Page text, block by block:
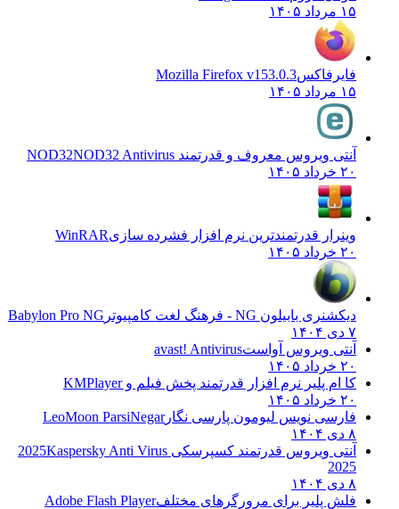
فایرفاکس Mozilla Firefox v153.0.3
آنتی ویروس معروف و قدرتمند NOD32NOD32 Antivirus
وینرار قدرتمندترین نرم افزار فشرده سازیWinRAR
دیکشنری بابیلون NG - فرهنگ لغت کامپیوتر
Babylon Pro NG
آنتی ویروس آواست avast! Antivirus
کا ام پلیر نرم افزار قدرتمند پخش فیلم و KMPlayer
فارسی نویس لیومون پارسی نگارLeoMoon ParsiNegar
آنتی ویروس قدرتمند کسپرسکی 2025Kaspersky Anti Virus
فلش پلیر برای مرورگرهای مختلف Adobe Flash Player